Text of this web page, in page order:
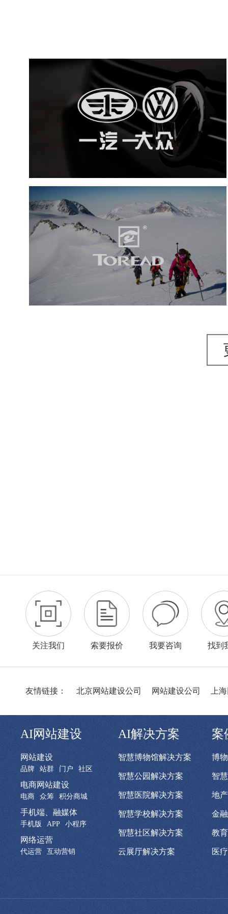
一汽大众
品牌官网 网络运营
微信微博运营
汽车行业
探路者
品牌官网 服装纺织 手机端网站
关注我们 索要报价 我要咨询 找到
友情链接： 北京网站建设公司 网站建设公司 上
AI网站建设
网站建设
品牌 站群 门户 社区
电商网站建设
电商 众筹 积分商城
手机端、融媒体
手机版 APP 小程序
网络运营
代运营 互动营销
AI解决方案
智慧博物馆解决方案
智慧公园解决方案
智慧医院解决方案
智慧学校解决方案
智慧社区解决方案
云展厅解决方案
案
博
智
地
金
教
医